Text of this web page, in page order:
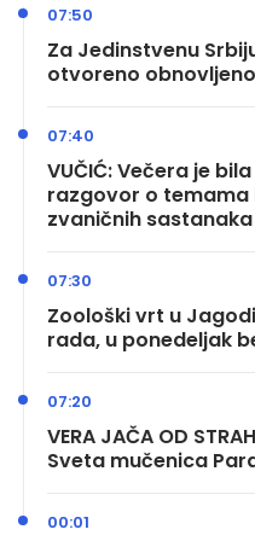
Za Jedinstvenu
otvoreno
07:50
VUČIĆ: Večera je
razgovor o temama
zvaničnih sastanaka
07:40
Zoološki vrt u
rada, u ponedeljak
07:30
VERA JAČA OD
Sveta mučenica
07:20
00:01